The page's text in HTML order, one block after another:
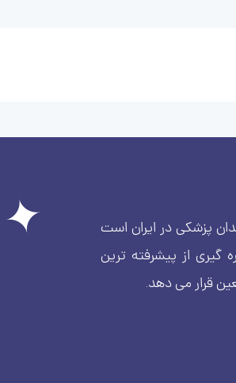
پزشکی در ایران است
از پیشرفته ترین
قرار می دهد.